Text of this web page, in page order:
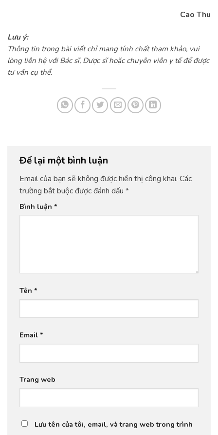
Cao Thu
Lưu ý:
Thông tin trong bài viết chỉ mang tính chất tham khảo, vui
lòng liên hệ với Bác sĩ, Dược sĩ hoặc chuyên viên y tế để được
tư vấn cụ thể.
Để lại một bình luận
Email của bạn sẽ không được hiển thị công khai. Các
trường bắt buộc được đánh dấu *
Bình luận *
Tên *
Email *
Trang web
Lưu tên của tôi, email, và trang web trong trình